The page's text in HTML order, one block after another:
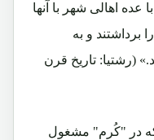
عده اهالی شهر با آنها
برداشتند و به
(رشتیا: تاریخ قرن
در "کُرم" مشغول